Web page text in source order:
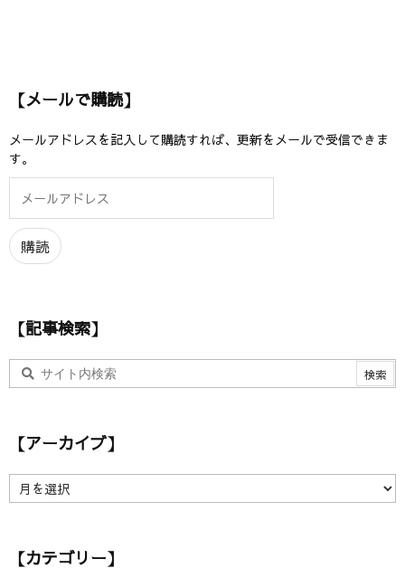
【メールで購読】
メールアドレスを記入して購読すれば、更新をメールで受信できま
す。
ル
ア
ド
購読
【記事検索】
【アーカイブ】
ア
イ【カテゴリー】